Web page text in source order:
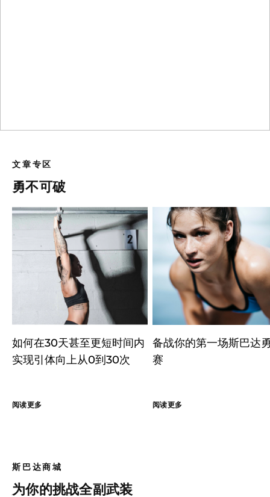
文章专区
勇不可破
如何在30天甚至更短时间内
实现引体向上从0到30次
阅读更多
备战你的第一场斯巴达
赛
阅读更多
斯巴达商城
为你的挑战全副武装